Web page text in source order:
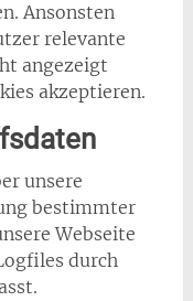
Ansonsten
relevante
angezeigt
akzeptieren.
unsere
bestimmter
Webseite
durch